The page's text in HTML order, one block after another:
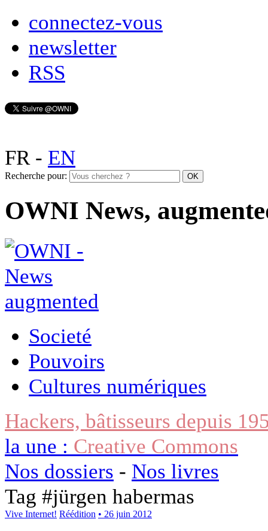
connectez-vous
newsletter
RSS
FR- EN
Recherche pour:
OWNI News,
Societé
Pouvoirs
Cultures numériques
Hackers, bâtisseurs depuis
la une : Creative Commons
Nos dossiers - Nos livres
Tag #jürgen habermas
Vive Internet! Réédition • 26 juin 2012